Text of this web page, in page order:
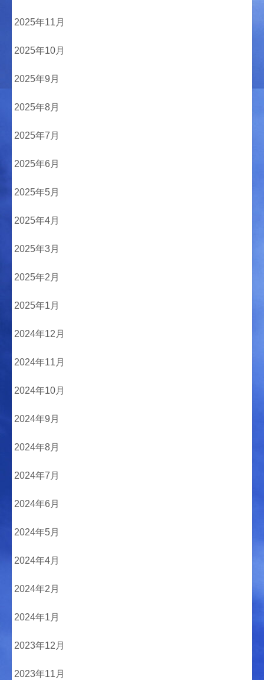
2025年11月
2025年10月
2025年9月
2025年8月
2025年7月
2025年6月
2025年5月
2025年4月
2025年3月
2025年2月
2025年1月
2024年12月
2024年11月
2024年10月
2024年9月
2024年8月
2024年7月
2024年6月
2024年5月
2024年4月
2024年2月
2024年1月
2023年12月
2023年11月